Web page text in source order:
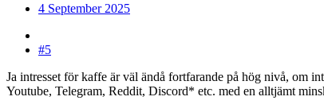
4 September 2025
#5
Ja intresset för kaffe är väl ändå fortfarande på hög nivå, om
Youtube, Telegram, Reddit, Discord* etc. med en alltjämt